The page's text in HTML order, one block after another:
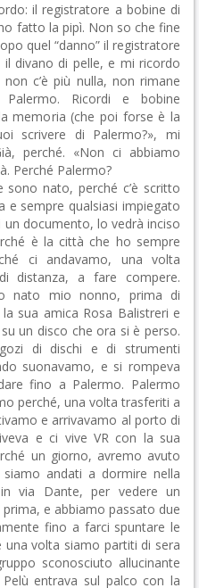
il registratore a bobine di
fatto la pipì. Non so che fine
quel “danno” il registratore
divano di pelle, e mi ricordo
c’è più nulla, non rimane
Ricordi e bobine
memoria (che poi forse è la
scrivere di Palermo?», mi
perché. «Non ci abbiamo
Perché Palermo?
nato, perché c’è scritto
e sempre qualsiasi impiegato
documento, lo vedrà inciso
è la città che ho sempre
ci andavamo, una volta
distanza, a fare compere.
nato mio nonno, prima di
sua amica Rosa Balistreri e
un disco che ora si è perso.
di dischi e di strumenti
suonavamo, e si rompeva
fino a Palermo. Palermo
perché, una volta trasferiti a
e arrivavamo al porto di
e ci vive VR con la sua
un giorno, avremo avuto
andati a dormire nella
via Dante, per vedere un
e abbiamo passato due
fino a farci spuntare le
una volta siamo partiti di sera
sconosciuto allucinante
entrava sul palco con la